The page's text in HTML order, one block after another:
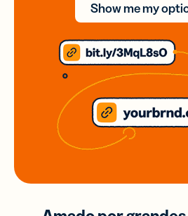
Show me my